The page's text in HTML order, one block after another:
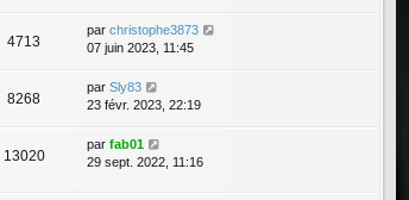
4713
par christophe3873
07 juin 2023, 11:45
8268
par Sly83
23 févr. 2023, 22:19
13020
par fab01
29 sept. 2022, 11:16